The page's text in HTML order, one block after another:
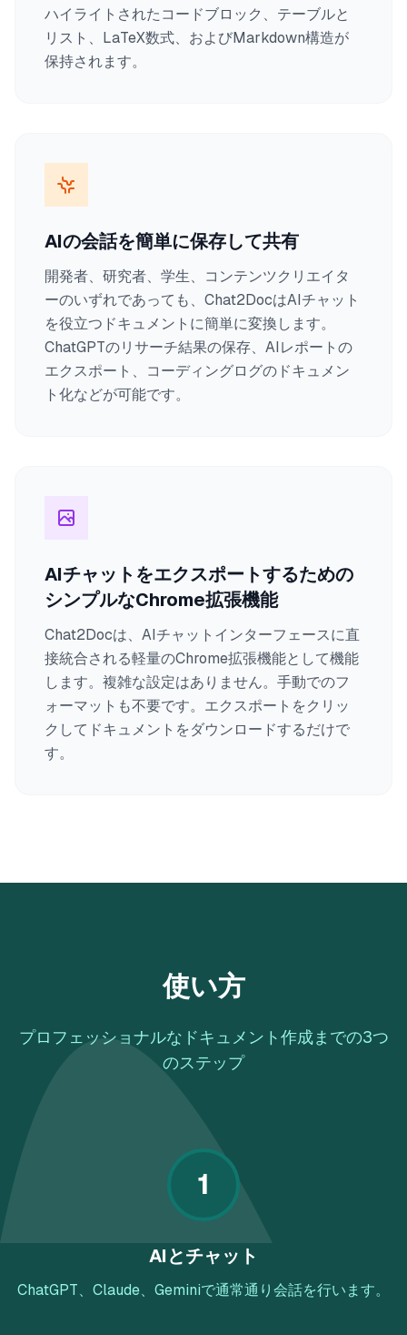
ハイライトされたコードブロック、テーブルと
リスト、LaTeX数式、およびMarkdown構造が
保持されます。
AIの会話を簡単に保存して共有
開発者、研究者、学生、コンテンツクリエイタ
ーのいずれであっても、Chat2DocはAIチャット
を役立つドキュメントに簡単に変換します。
ChatGPTのリサーチ結果の保存、AIレポートの
エクスポート、コーディングログのドキュメン
ト化などが可能です。
AIチャットをエクスポートするための
シンプルなChrome拡張機能
Chat2Docは、AIチャットインターフェースに直
接統合される軽量のChrome拡張機能として機能
します。複雑な設定はありません。手動でのフ
ォーマットも不要です。エクスポートをクリッ
クしてドキュメントをダウンロードするだけで
す。
使い方
プロフェッショナルなドキュメント作成までの3つ
のステップ
1
AIとチャット
ChatGPT、Claude、Geminiで通常通り会話を行います。